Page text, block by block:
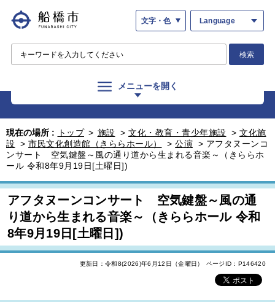
文字・色 Language
検索
メニューを開く
現在の場所 : トップ > 施設 > 文化・教育・青少年施設 > 文化施
設
> 市民文化創造館（きららホール） > 公演 > アフタヌーンコ
ンサート 空気鍵盤～風の通り道から生まれる音楽～（きららホ
ール 令和8年9月19日[土曜日])
アフタヌーンコンサート 空気鍵盤～風の通
り道から生まれる音楽～（きららホール 令和
8年9月19日[土曜日])
更新日：令和8(2026)年6月12日（金曜日） ページID：P146420